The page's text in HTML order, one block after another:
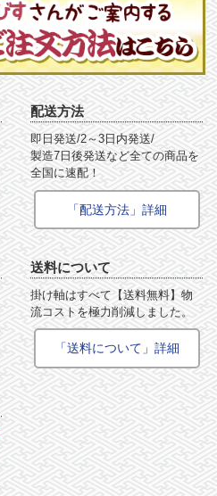
配送方法
即日発送/2～3日内発送/
製造7日後発送など全ての商品を
全国に速配！
「配送方法」詳細
送料について
掛け軸はすべて【送料無料】物
流コストを極力削減しました。
「送料について」詳細